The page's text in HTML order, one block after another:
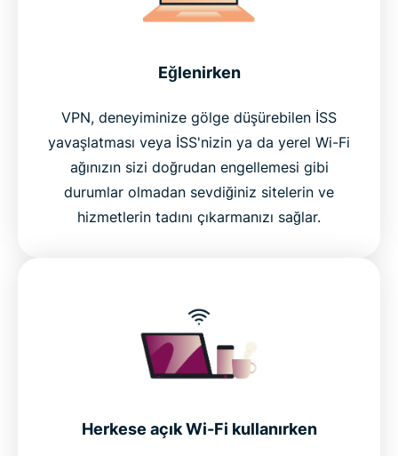
Eğlenirken
VPN, deneyiminize gölge düşürebilen İSS
yavaşlatması veya İSS'nizin ya da yerel Wi-Fi
ağınızın sizi doğrudan engellemesi gibi
durumlar olmadan sevdiğiniz sitelerin ve
hizmetlerin tadını çıkarmanızı sağlar.
Herkese açık Wi-Fi kullanırken